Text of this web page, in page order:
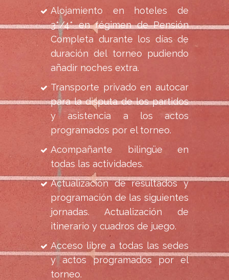
Alojamiento en hoteles de
3*/4* en régimen de Pensión
Completa durante los días de
duración del torneo pudiendo
añadir noches extra.
Transporte privado en autocar
para la disputa de los partidos
y asistencia a los actos
programados por el torneo.
Acompañante bilingüe en
todas las actividades.
Actualización de resultados y
programación de las siguientes
jornadas. Actualización de
itinerario y cuadros de juego.
Acceso libre a todas las sedes
y actos programados por el
torneo.